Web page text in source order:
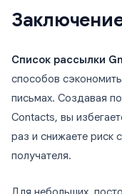
Список рассылки
способов
письмах. Создавая
Contacts, вы
раз и снижаете риск
получателя.